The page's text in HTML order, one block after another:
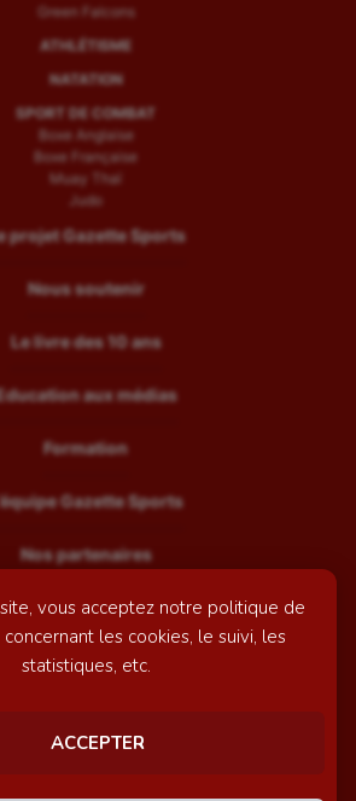
vous acceptez notre politique de
les cookies, le suivi, les
statistiques, etc.
ACCEPTER
Green Falcons
ATHLÉTISME
NATATION
SPORT DE COMBAT
Boxe Anglaise
Boxe Française
Muay Thaï
Judo
projet Gazette Sports
Nous soutenir
Le livre des 10 ans
aux médias
Formation
Gazette Sports
Nos partenaires
Recrutement
Mentions légales